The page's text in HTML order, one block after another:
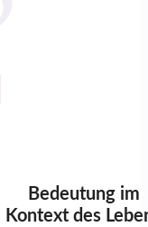
Bedeutung im
Kontext des